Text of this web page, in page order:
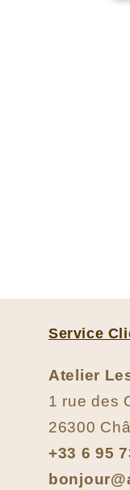
Service
Atelier
1 rue des
26300
+33 6 95